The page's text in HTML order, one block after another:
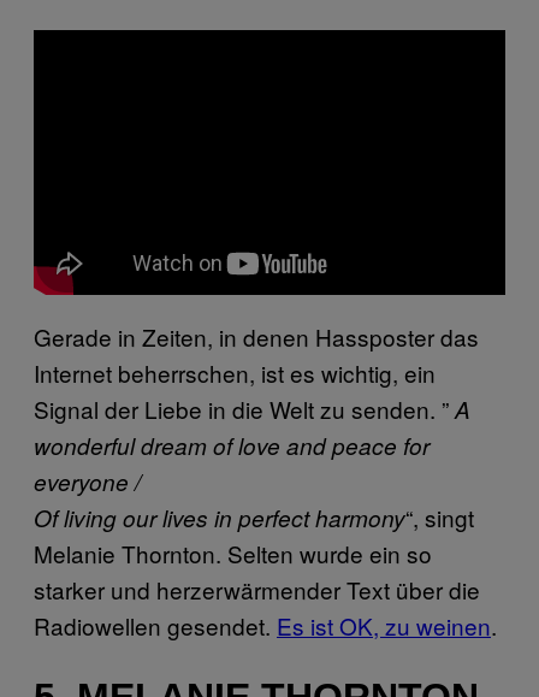
Gerade in Zeiten, in denen Hassposter das
Internet beherrschen, ist es wichtig, ein
Signal der Liebe in die Welt zu senden. ”A
wonderful dream of love and peace for
everyone /
Of living our lives in perfect harmony“, singt
Melanie Thornton. Selten wurde ein so
starker und herzerwärmender Text über die
Radiowellen gesendet. Es ist OK, zu weinen.